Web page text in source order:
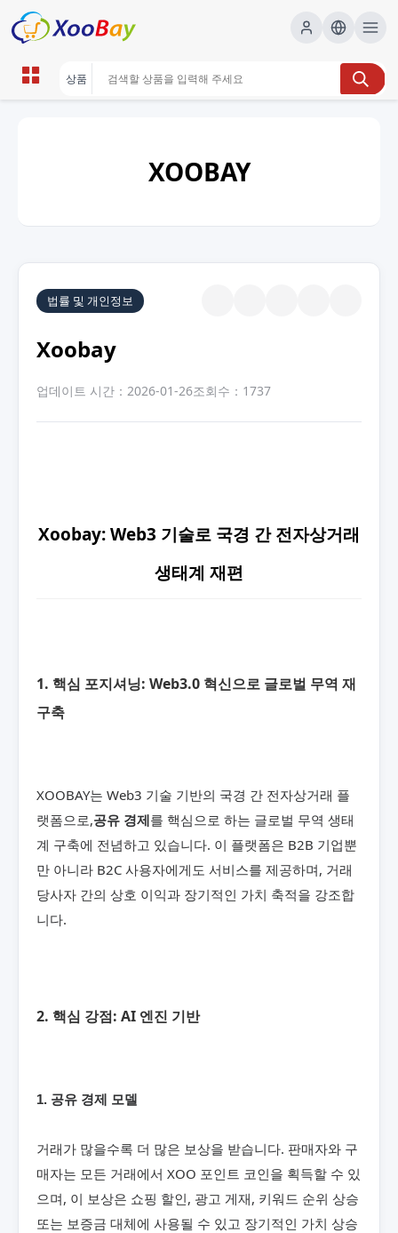
XOOBAY
법률 및 개인정보
Xoobay
업데이트 시간：2026-01-26조회수：1737
Xoobay: Web3 기술로 국경 간 전자상거래
생태계 재편
1. 핵심 포지셔닝: Web3.0 혁신으로 글로벌 무역 재
구축
XOOBAY는 Web3 기술 기반의 국경 간 전자상거래 플
랫폼으로,공유 경제를 핵심으로 하는 글로벌 무역 생태
계 구축에 전념하고 있습니다. 이 플랫폼은 B2B 기업뿐
만 아니라 B2C 사용자에게도 서비스를 제공하며, 거래
당사자 간의 상호 이익과 장기적인 가치 축적을 강조합
니다.
2. 핵심 강점: AI 엔진 기반
1. 공유 경제 모델
거래가 많을수록 더 많은 보상을 받습니다. 판매자와 구
매자는 모든 거래에서 XOO 포인트 코인을 획득할 수 있
으며, 이 보상은 쇼핑 할인, 광고 게재, 키워드 순위 상승
또는 보증금 대체에 사용될 수 있고 장기적인 가치 상승